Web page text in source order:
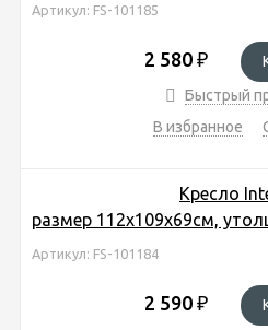
Артикул: FS-101185
2 580 ₽
Быстрый
В избранное
Кресло
размер 112х109х69см,
Артикул: FS-101184
2 590 ₽